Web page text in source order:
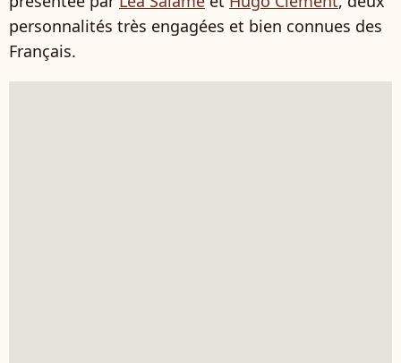
personnalités très engagées et bien connues des
Français.